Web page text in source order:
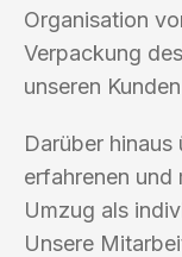
Organisation
Verpackung
unseren
Darüber
erfahrenen und
Umzug als
Unsere